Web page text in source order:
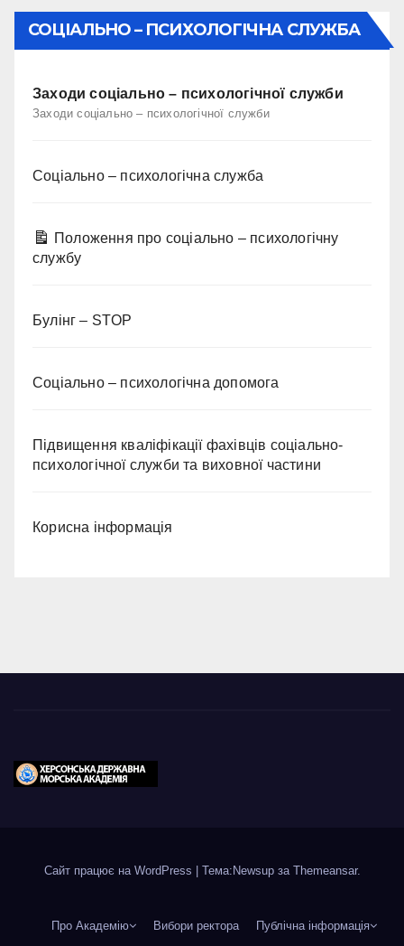
СОЦІАЛЬНО – ПСИХОЛОГІЧНА СЛУЖБА
Заходи соціально – психологічної служби
Заходи соціально – психологічної служби
Соціально – психологічна служба
Положення про соціально – психологічну
службу
Булінг – STOP
Соціально – психологічна допомога
Підвищення кваліфікації фахівців соціально-
психологічної служби та виховної частини
Корисна інформація
Сайт працює на WordPress Тема:Newsup за Themeansar.
Про Академію Вибори ректора Публічна інформація